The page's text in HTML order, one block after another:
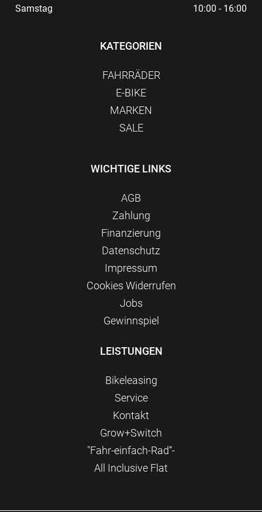
Samstag 10:00 - 16:00
KATEGORIEN
FAHRRÄDER
E-BIKE
MARKEN
SALE
WICHTIGE LINKS
AGB
Zahlung
Finanzierung
Datenschutz
Impressum
Сookies Widerrufen
Jobs
Gewinnspiel
LEISTUNGEN
Bikeleasing
Service
Kontakt
Grow+Switch
"Fahr-einfach-Rad“-
All Inclusive Flat